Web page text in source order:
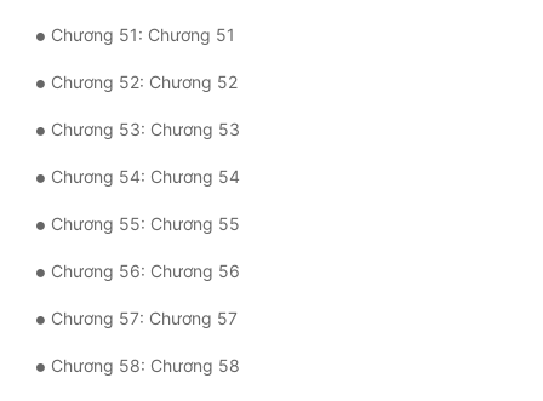
Điềm ĐạmChương 51: Chương 51
Chương 52: Chương 52
Chương 53: Chương 53
Chương 54: Chương 54
Chương 55: Chương 55
Chương 56: Chương 56
Chương 57: Chương 57
Chương 58: Chương 58